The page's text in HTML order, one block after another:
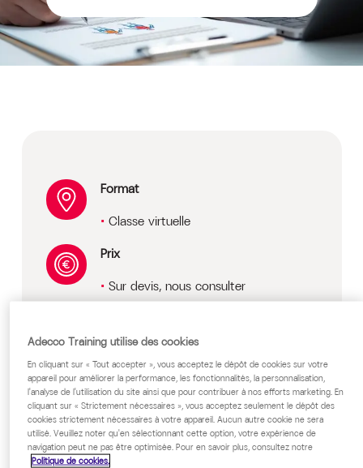
Format
Classe virtuelle
Prix
Sur devis, nous consulter
Tous les professionnels exerçant en
EHPAD
Adecco Training utilise des cookies
En cliquant sur « Tout accepter », vous acceptez le dépôt de cookies sur votre
appareil pour améliorer la performance, les fonctionnalités, la personnalisation,
l'analyse de l'utilisation du site ainsi que pour contribuer à nos efforts marketing. En
cliquant sur « Strictement nécessaires », vous acceptez seulement le dépôt des
cookies strictement nécessaires à votre appareil. Aucun autre cookie ne sera
utilisé. Veuillez noter qu'en sélectionnant cette option, votre expérience de
navigation peut ne pas être optimisée. Pour en savoir plus, consultez notre
Politique de cookies.